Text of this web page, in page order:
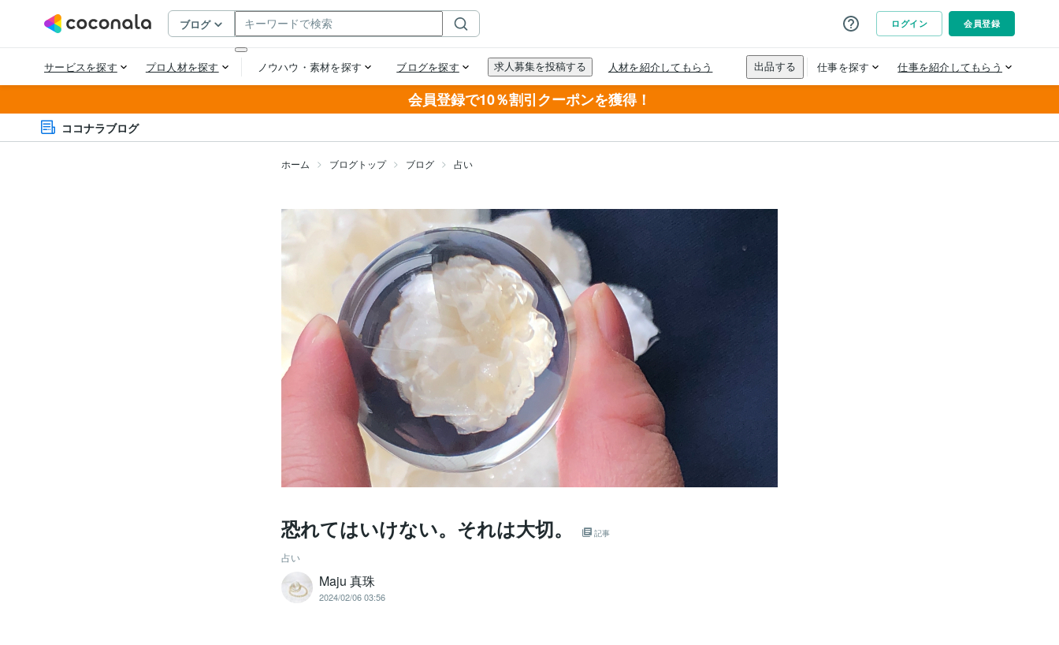
会員登録で10％割引クーポンを獲得！
ココナラブログ
ホーム ブログトップ ブログ 占い
恐れてはいけない。それは大切。 記事
占い
Maju 真珠
2024/02/06 03:56